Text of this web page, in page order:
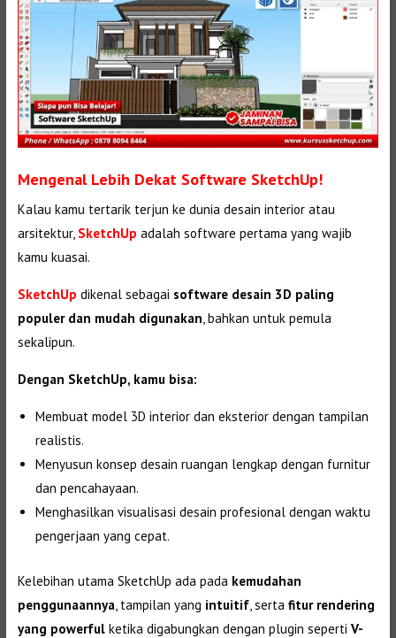
Mengenal Lebih Dekat Software SketchUp!
Kalau kamu tertarik terjun ke dunia desain interior atau
arsitektur, SketchUp adalah software pertama yang wajib
kamu kuasai.
SketchUp dikenal sebagai software desain 3D paling
populer dan mudah digunakan , bahkan untuk pemula
sekalipun.
Dengan SketchUp, kamu bisa:
Membuat model 3D interior dan eksterior dengan tampilan
realistis.
Menyusun konsep desain ruangan lengkap dengan furnitur
dan pencahayaan.
Menghasilkan visualisasi desain profesional dengan waktu
pengerjaan yang cepat.
Kelebihan utama SketchUp ada pada kemudahan
penggunaannya , tampilan yang intuitif, serta fitur rendering
yang powerfulketika digabungkan dengan plugin seperti V-